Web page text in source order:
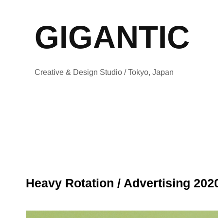
GIGANTIC
Creative & Design Studio / Tokyo, Japan
Heavy Rotation / Advertising